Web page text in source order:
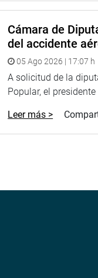
Cámara de
del accidente
05 Ago 2026 | 17:07 h
A solicitud de la
Popular, el
Leer más >